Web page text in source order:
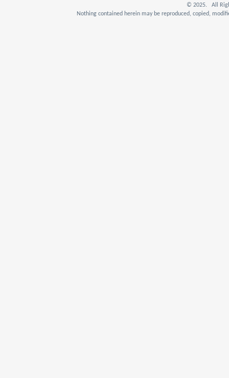
© 2025. All
Nothing contained herein may be reproduced, copied,